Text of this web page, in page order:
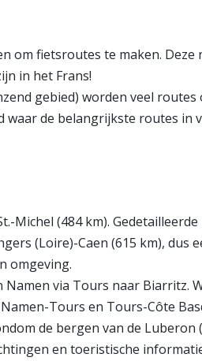
om fietsroutes te maken.
in het Frans!
gebied) worden veel
de belangrijkste routes in
Michel (484 km).
(Loire)-Caen (615 km), dus
omgeving.
Namen via Tours naar Biarritz.
Tours en Tours-Côte
de bergen van de
en toeristische